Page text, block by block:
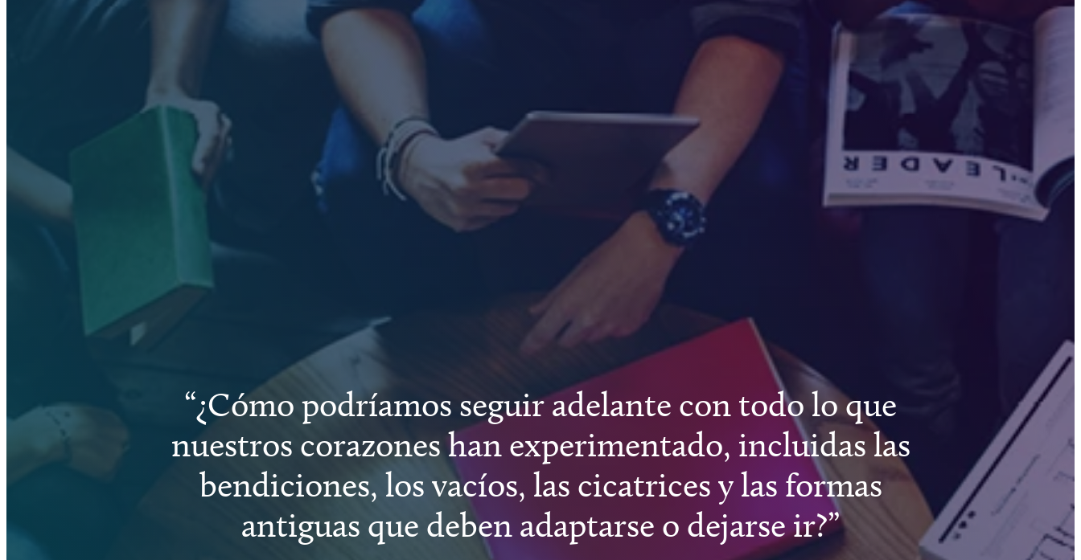
¿Cómo podríamos seguir adelante con todo lo que
nuestros corazones han experimentado, incluidas las
bendiciones, los vacíos, las cicatrices y las formas
antiguas que deben adaptarse o dejarse ir?